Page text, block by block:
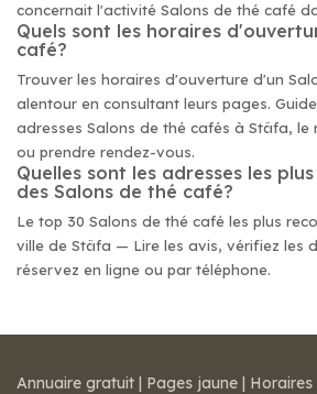
concernait l'activité Salons de thé café
Quels sont les horaires
café?
Trouver les horaires d'ouverture d'un
alentour en consultant leurs pages.
adresses Salons de thé cafés à Stäfa, le
ou prendre rendez-vous.
Quelles sont les adresses les
des Salons de thé café?
Le top 30 Salons de thé café les plus
ville de Stäfa — Lire les avis, vérifiez les
réservez en ligne ou par téléphone.
Annuaire gratuit | Pages jaune | Horaires